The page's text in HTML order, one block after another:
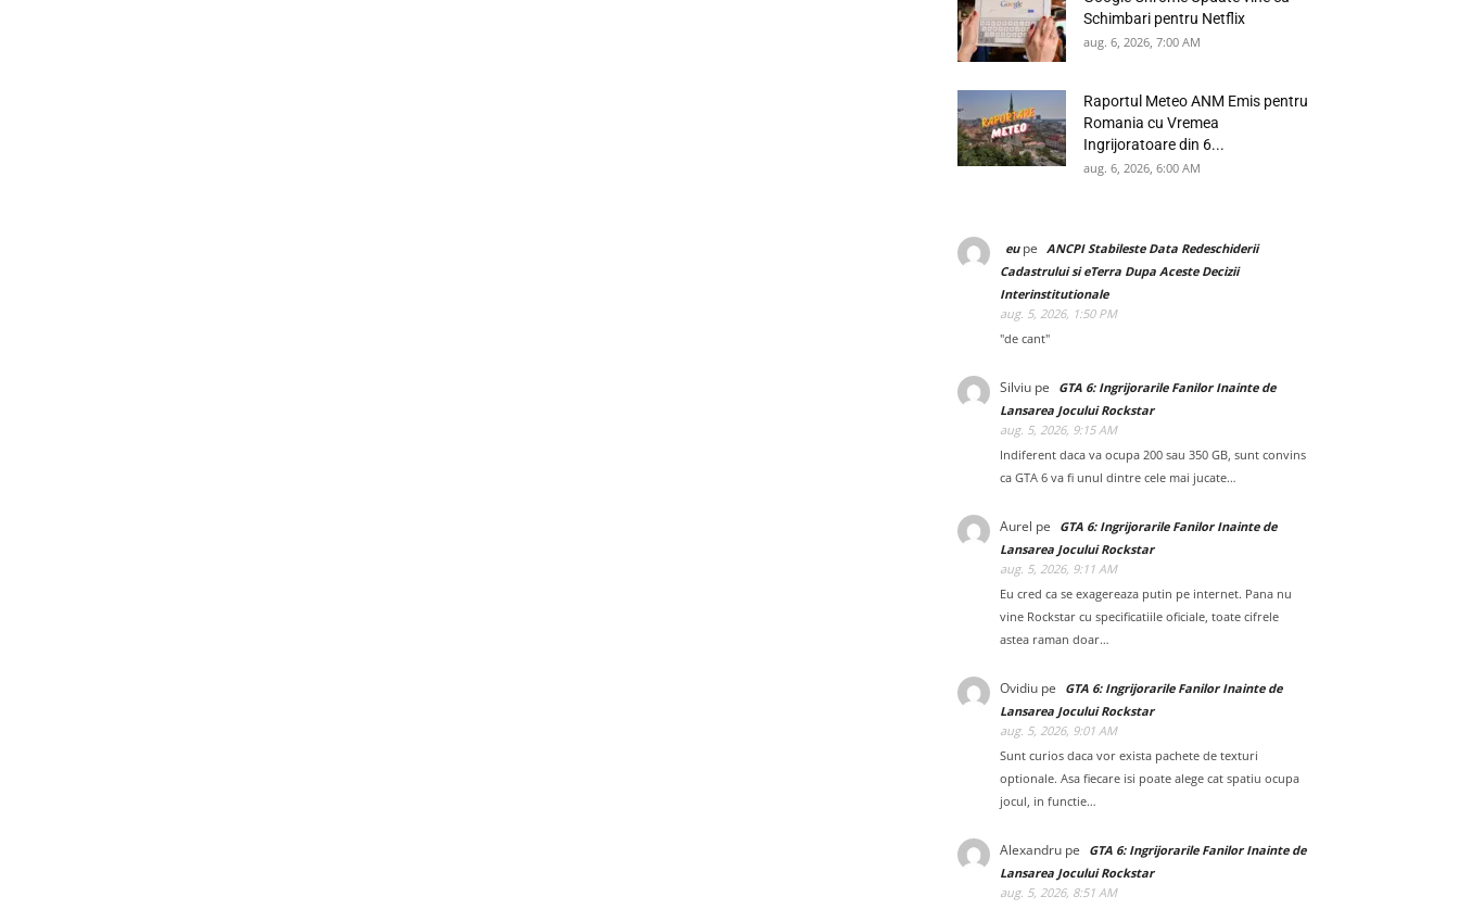
Schimbari pentru Netflix
aug. 6, 2026, 7:00 AM
Raportul Meteo ANM Emis pentru
Romania cu Vremea
Ingrijoratoare din 6...
aug. 6, 2026, 6:00 AM
eupe ANCPI Stabileste Data Redeschiderii
Cadastrului si eTerra Dupa Aceste Decizii
Interinstitutionale
aug. 5, 2026, 1:50 PM
"de cant"
Silviu pe
GTA 6: Ingrijorarile Fanilor Inainte de
Lansarea Jocului Rockstar
aug. 5, 2026, 9:15 AM
Indiferent daca va ocupa 200 sau 350 GB, sunt convins
ca GTA 6 va fi unul dintre cele mai jucate…
Aurel pe
GTA 6: Ingrijorarile Fanilor Inainte de
Lansarea Jocului Rockstar
aug. 5, 2026, 9:11 AM
Eu cred ca se exagereaza putin pe internet. Pana nu
vine Rockstar cu specificatiile oficiale, toate cifrele
astea raman doar…
Ovidiu pe
GTA 6: Ingrijorarile Fanilor Inainte de
Lansarea Jocului Rockstar
aug. 5, 2026, 9:01 AM
Sunt curios daca vor exista pachete de texturi
optionale. Asa fiecare isi poate alege cat spatiu ocupa
jocul, in functie…
Alexandru pe
GTA 6: Ingrijorarile Fanilor Inainte de
Lansarea Jocului Rockstar
aug. 5, 2026, 8:51 AM